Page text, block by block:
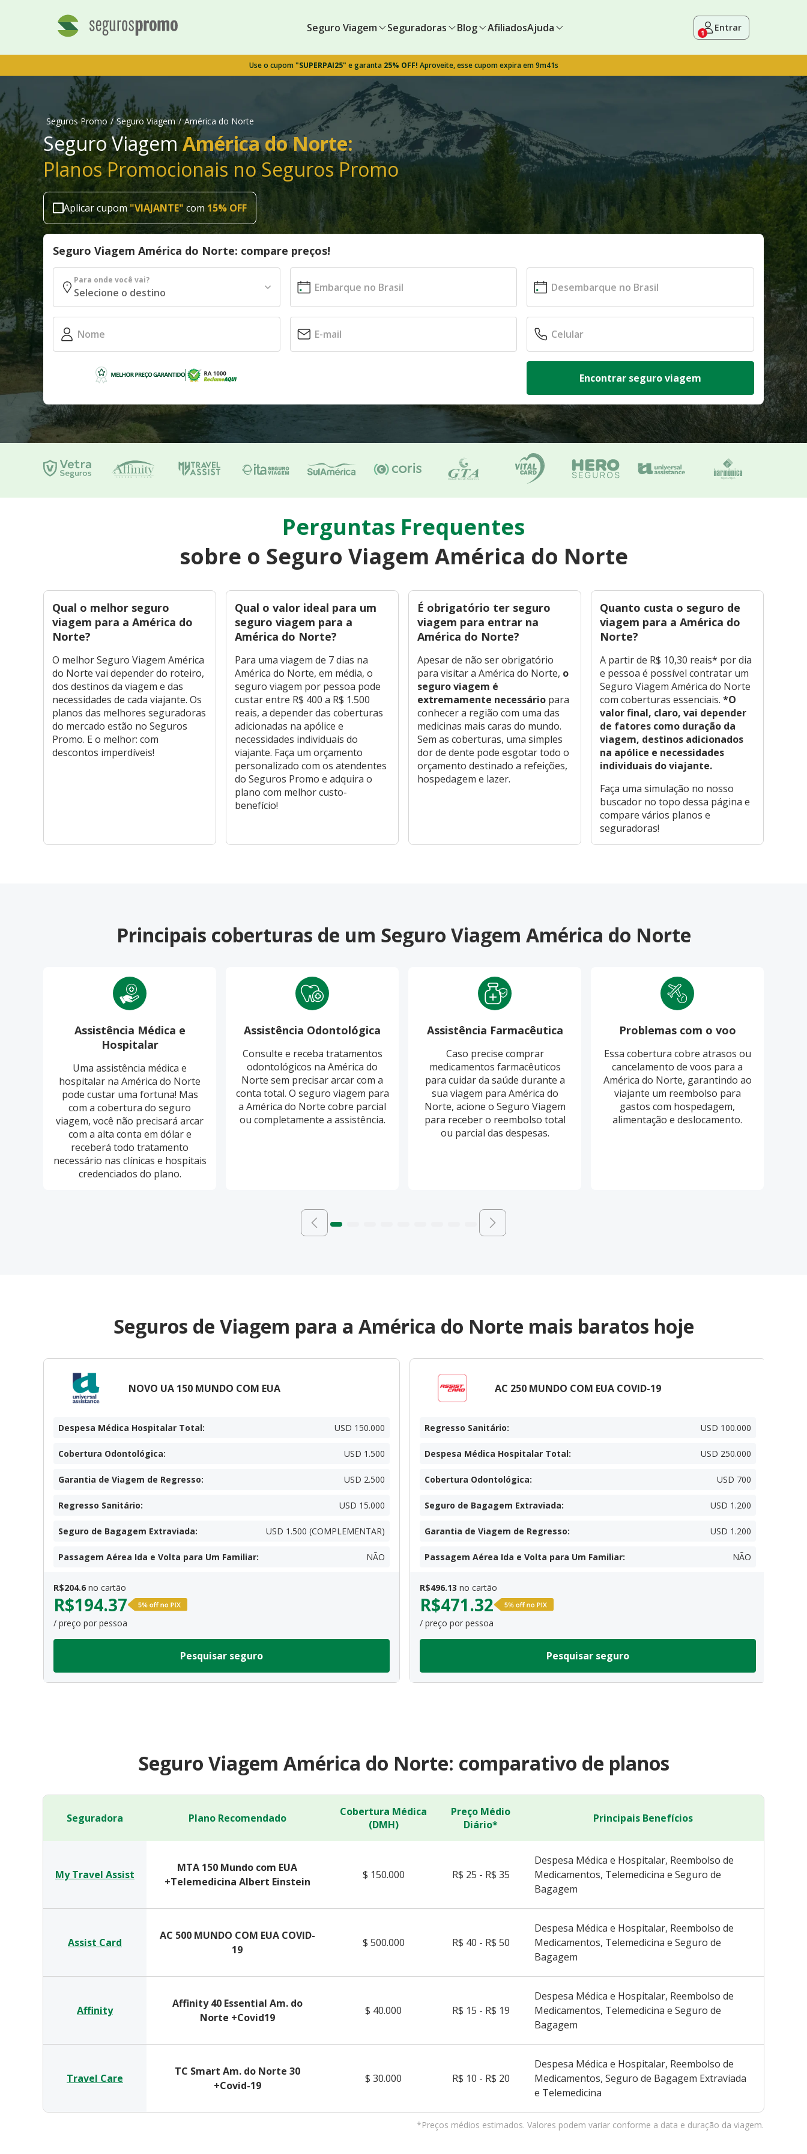
Seguro Viagem Seguradoras Blog AfiliadosAjuda 1 Entrar
Use o cupom"SUPERPAI25" e garanta 25% OFF! Aproveite, esse cupom expira em 9m40s
Seguros Promo / Seguro Viagem / América do Norte
Seguro ViagemAmérica do Norte:
Planos Promocionais no Seguros Promo
Aplicar cupom "VIAJANTE" com 15% OFF
Seguro Viagem América do Norte: compare preços!
Para onde você vai?
Encontrar seguro viagem
Perguntas Frequentes
sobre o Seguro Viagem América do Norte
Qual o melhor seguro
viagem para a América do
Norte?
O melhor Seguro Viagem América
do Norte vai depender do roteiro,
dos destinos da viagem e das
necessidades de cada viajante. Os
planos das melhores seguradoras
do mercado estão no Seguros
Promo. E o melhor: com
descontos imperdíveis!
Qual o valor ideal para um
seguro viagem para a
América do Norte?
Para uma viagem de 7 dias na
América do Norte, em média, o
seguro viagem por pessoa pode
custar entre R$ 400 a R$ 1.500
reais, a depender das coberturas
adicionadas na apólice e
necessidades individuais do
viajante. Faça um orçamento
personalizado com os atendentes
do Seguros Promo e adquira o
plano com melhor custo-
benefício!
É obrigatório ter seguro
viagem para entrar na
América do Norte?
Apesar de não ser obrigatório
para visitar a América do Norte, o
seguro viagem é
extremamente necessário para
conhecer a região com uma das
medicinas mais caras do mundo.
Sem as coberturas, uma simples
dor de dente pode esgotar todo o
orçamento destinado a refeições,
hospedagem e lazer.
Quanto custa o seguro de
viagem para a América do
Norte?
A partir de R$ 10,30 reais* por dia
e pessoa é possível contratar um
Seguro Viagem América do Norte
com coberturas essenciais.*O
valor final, claro, vai depender
de fatores como duração da
viagem, destinos adicionados
na apólice e necessidades
individuais do viajante.
Faça uma simulação no nosso
buscador no topo dessa página e
compare vários planos e
seguradoras!
Principais coberturas de um Seguro Viagem América do Norte
Assistência Médica e
Hospitalar
Uma assistência médica e
hospitalar na América do Norte
pode custar uma fortuna! Mas
com a cobertura do seguro
viagem, você não precisará arcar
com a alta conta em dólar e
receberá todo tratamento
necessário nas clínicas e hospitais
credenciados do plano.
Assistência Odontológica
Consulte e receba tratamentos
odontológicos na América do
Norte sem precisar arcar com a
conta total. O seguro viagem para
a América do Norte cobre parcial
ou completamente a assistência.
Assistência Farmacêutica
Caso precise comprar
medicamentos farmacêuticos
para cuidar da saúde durante a
sua viagem para América do
Norte, acione o Seguro Viagem
para receber o reembolso total
ou parcial das despesas.
Problemas com o voo
Essa cobertura cobre atrasos ou
cancelamento de voos para a
América do Norte, garantindo ao
viajante um reembolso para
gastos com hospedagem,
alimentação e deslocamento.
Seguros de Viagem para a América do Norte mais baratos hoje
NOVO UA 150 MUNDO COM EUA
Despesa Médica Hospitalar Total: USD 150.000
Cobertura Odontológica: USD 1.500
Garantia de Viagem de Regresso: USD 2.500
Regresso Sanitário: USD 15.000
Seguro de Bagagem Extraviada: USD 1.500 (COMPLEMENTAR)
Passagem Aérea Ida e Volta para Um Familiar: NÃO
R$204.6 no cartão
R$194.37
/ preço por pessoa
Pesquisar seguro
AC 250 MUNDO COM EUA COVID-19
Regresso Sanitário: USD 100.000
Despesa Médica Hospitalar Total: USD 250.000
Cobertura Odontológica: USD 700
Seguro de Bagagem Extraviada: USD 1.200
Garantia de Viagem de Regresso: USD 1.200
Passagem Aérea Ida e Volta para Um Familiar: NÃO
R$496.13 no cartão
R$471.32
/ preço por pessoa
Pesquisar seguro
Seguro Viagem América do Norte: comparativo de planos
Seguradora Plano Recomendado
Cobertura Médica
(DMH)
Preço Médio
Diário*
Principais Benefícios
My Travel Assist
MTA 150 Mundo com EUA
+Telemedicina Albert Einstein
$ 150.000 R$ 25 - R$ 35
Despesa Médica e Hospitalar, Reembolso de
Medicamentos, Telemedicina e Seguro de
Bagagem
Assist Card
AC 500 MUNDO COM EUA COVID-
19
$ 500.000 R$ 40 - R$ 50
Despesa Médica e Hospitalar, Reembolso de
Medicamentos, Telemedicina e Seguro de
Bagagem
Affinity
Affinity 40 Essential Am. do
Norte +Covid19
$ 40.000 R$ 15 - R$ 19
Despesa Médica e Hospitalar, Reembolso de
Medicamentos, Telemedicina e Seguro de
Bagagem
Travel Care
TC Smart Am. do Norte 30
+Covid-19
$ 30.000 R$ 10 - R$ 20
Despesa Médica e Hospitalar, Reembolso de
Medicamentos, Seguro de Bagagem Extraviada
e Telemedicina
*Preços médios estimados. Valores podem variar conforme a data e duração da viagem.